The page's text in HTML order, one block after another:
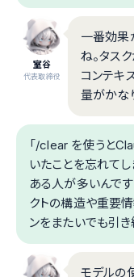
室谷
代表取締役
一番効果
ね。タス
コンテキ
量がかな
「/clear を使うと
いたことを忘れて
ある人が多いんで
クトの構造や重要
ンをまたいでも引き
モデルの